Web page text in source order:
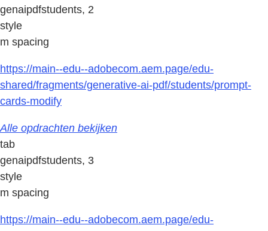
genaipdfstudents, 2
style
m spacing
https://main--edu--adobecom.aem.page/edu-
shared/fragments/generative-ai-pdf/students/prompt-
cards-modify
Alle opdrachten bekijken
tab
genaipdfstudents, 3
style
m spacing
https://main--edu--adobecom.aem.page/edu-